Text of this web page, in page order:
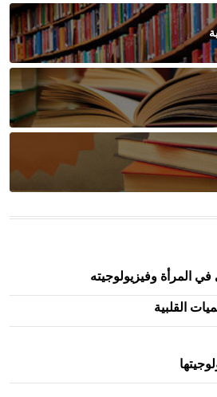
في المرأة وفيزيولوجيته
القلبية